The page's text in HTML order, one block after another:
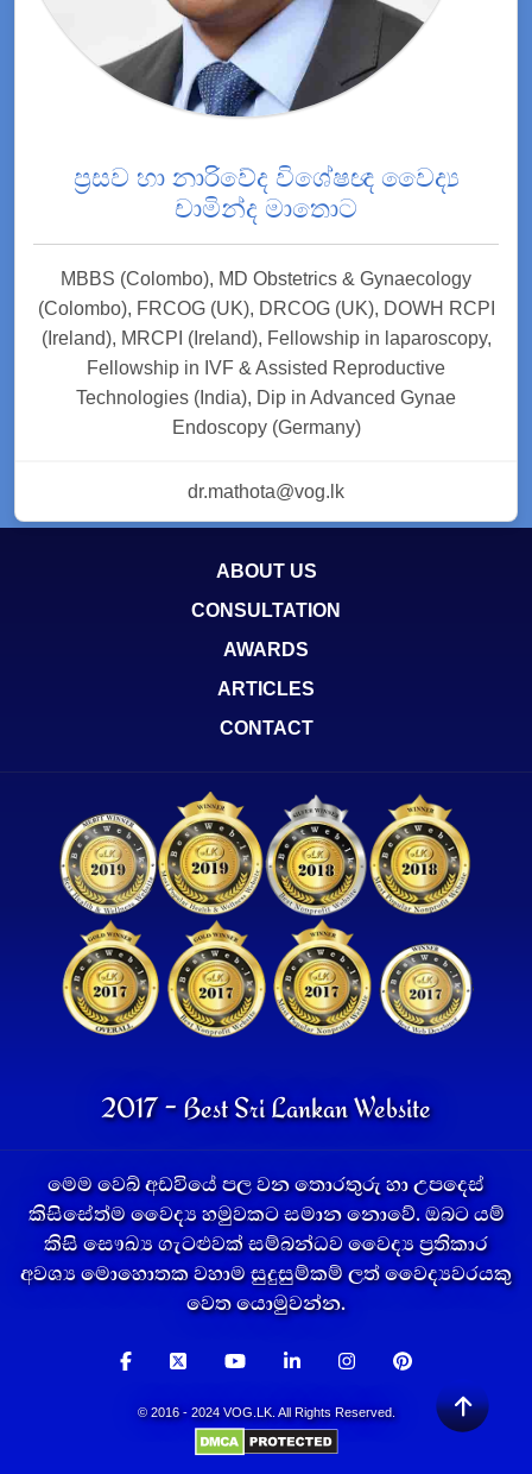
ප්‍රසව හා නාරිවේද විශේෂඥ වෛද්‍ය
චාමින්ද මාතොට
MBBS (Colombo), MD Obstetrics & Gynaecology
(Colombo), FRCOG (UK), DRCOG (UK), DOWH RCPI
(Ireland), MRCPI (Ireland), Fellowship in laparoscopy,
Fellowship in IVF & Assisted Reproductive
Technologies (India), Dip in Advanced Gynae
Endoscopy (Germany)
dr.mathota@vog.lk
ABOUT US
CONSULTATION
AWARDS
ARTICLES
CONTACT
2017 - Best Sri Lankan Website
මෙම වෙබ් අඩවියේ පල වන තොරතුරු හා උපදෙස්
කිසිසේත්ම වෛද්‍ය හමුවකට සමාන නොවේ. ඔබට යම්
කිසි සෞඛ්‍ය ගැටළුවක් සම්බන්ධව වෛද්‍ය ප්‍රතිකාර
අවශ්‍ය මොහොතක වහාම සුදුසුම්කම් ලත් වෛද්‍යවරයකු
වෙත යොමුවන්න.
© 2016 - 2024 VOG.LK. All Rights Reserved.